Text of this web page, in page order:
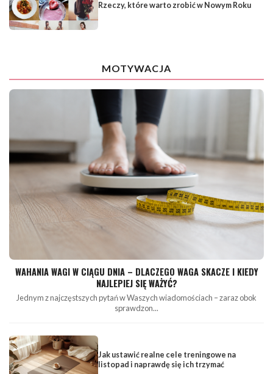
Rzeczy, które warto zrobić w Nowym Roku
MOTYWACJA
WAHANIA WAGI W CIĄGU DNIA – DLACZEGO WAGA SKACZE I KIEDY
NAJLEPIEJ SIĘ WAŻYĆ?
Jednym z najczęstszych pytań w Waszych wiadomościach – zaraz obok
sprawdzon...
Jak ustawić realne cele treningowe na
listopad i naprawdę się ich trzymać